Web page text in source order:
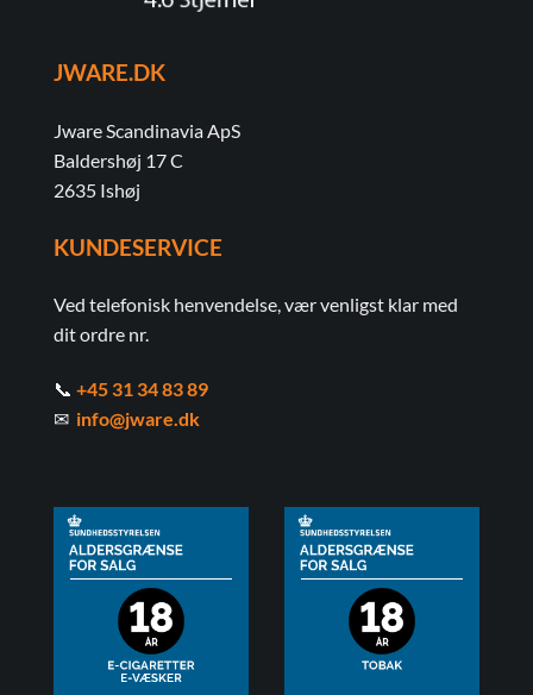
JWARE.DK
Jware Scandinavia ApS
Baldershøj 17 C
2635 Ishøj
KUNDESERVICE
Ved telefonisk henvendelse, vær venligst klar med
dit ordre nr.
📞 +45 31 34 83 89
✉ info@jware.dk